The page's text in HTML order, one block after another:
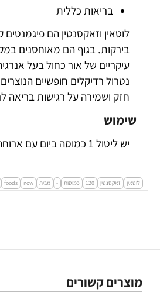
בריאות כללית
לוטאין וזאקסנטין הם
בירקות. בגוף הם מאוחסנים
עיקריים של אור כחול בעל
נטרול רדיקלים חופשיים
חזק ושמירה על רגישות בריאה
שימוש
יש ליטול 1 כמוסה ביום עם ארוחה המכילה שומן.
לוטאין זאקסנטין 120 כמוסות - מבית now
foods
מוצרים קשורים